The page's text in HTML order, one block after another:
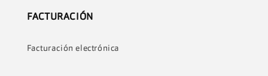
c
FACTURACIÓN
Facturación electrónica